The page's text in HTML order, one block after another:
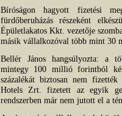
Bíróságon hagyott fizetési
fürdőberuházás részeként
Épületlakatos Kkt. vezetője
másik vállalkozóval több mint 30
Bellér János hangsúlyozta: a
mintegy 100 millió forintból
százalékát biztosan nem
Hotels Zrt. fizetett az egyik
rendszerben már nem jutott el a